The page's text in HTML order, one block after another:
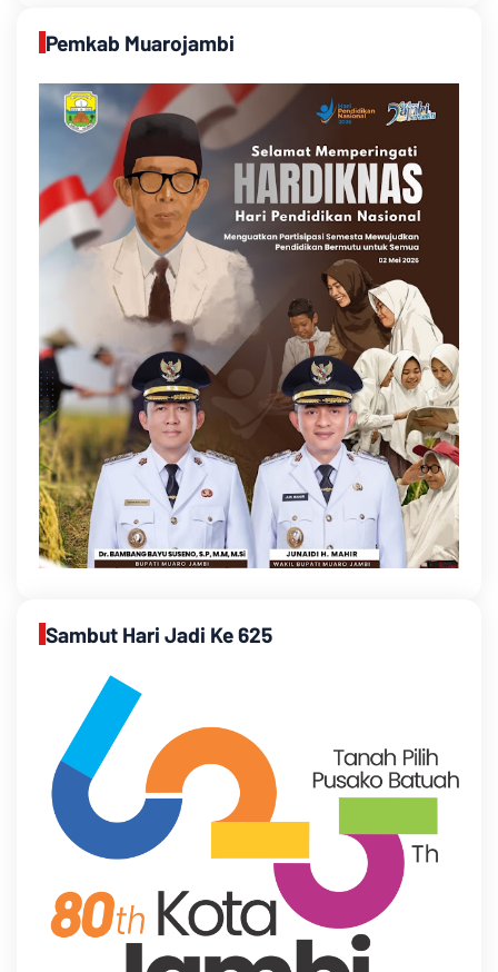
Pemkab Muarojambi
Sambut Hari Jadi Ke 625